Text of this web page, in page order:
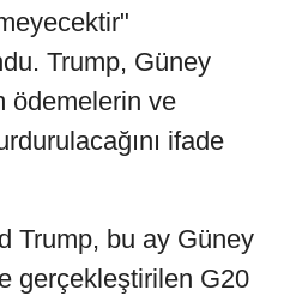
Trump, Güney
ödemelerin ve
ifade
Trump, bu ay Güney
gerçekleştirilen G20